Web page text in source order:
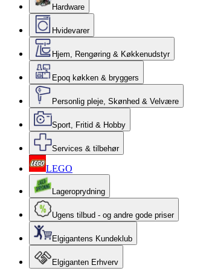
Hardware
Hvidevarer
Hjem, Rengøring & Køkkenudstyr
Epoq køkken & bryggers
Personlig pleje, Skønhed & Velvære
Sport, Fritid & Hobby
Services & tilbehør
LEGO
Lageroprydning
Ugens tilbud - og andre gode priser
Elgigantens Kundeklub
Elgiganten Erhverv